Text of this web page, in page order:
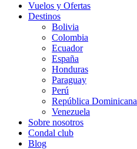
Vuelos y Ofertas
Destinos
Bolivia
Colombia
Ecuador
España
Honduras
Paraguay
Perú
República Dominicana
Venezuela
Sobre nosotros
Condal club
Blog